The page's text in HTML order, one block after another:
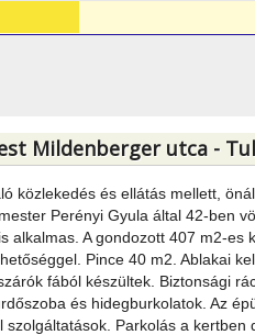
Mildenberger utca -
közlekedés és ellátás mellett,
Perényi Gyula által 42-ben
alkalmas. A gondozott 407 m2-
Pince 40 m2. Ablakai
fából készültek. Biztonsági
és hidegburkolatok. Az
szolgáltatások. Parkolás a kertben